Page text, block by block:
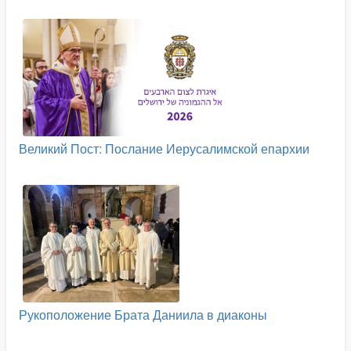
Великий Пост: Послание Иерусалимской епархии
Рукоположение Брата Даниила в диаконы